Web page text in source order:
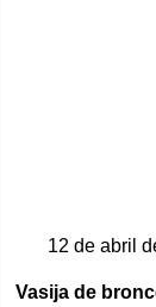
12 de abril
Vasija de